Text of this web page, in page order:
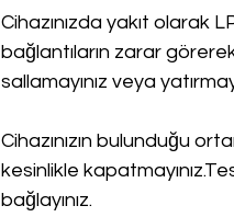
Cihazınızda yakıt olarak
bağlantıların zarar
sallamayınız veya
Cihazınızın bulunduğu
kesinlikle
bağlayınız.